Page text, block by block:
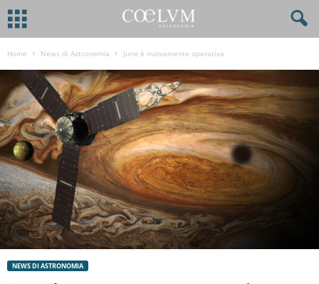
Home News di Astronomia Juno è nuovamente operativa
NEWS DI ASTRONOMIA